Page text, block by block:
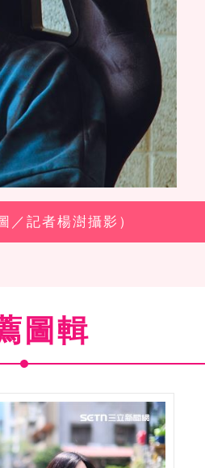
記者楊澍攝影）
圖輯